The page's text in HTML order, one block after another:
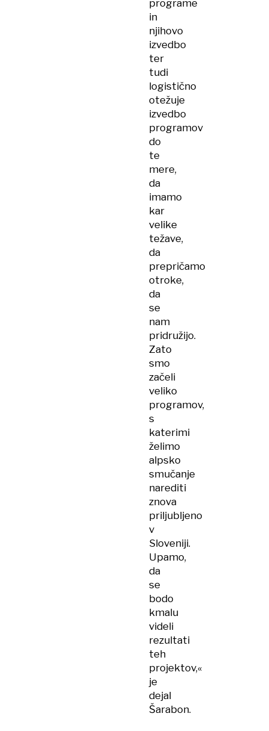
programe
in
njihovo
izvedbo
ter
tudi
logistično
otežuje
izvedbo
programov
do
te
mere,
da
imamo
kar
velike
težave,
da
prepričamo
otroke,
da
se
nam
pridružijo.
Zato
smo
začeli
veliko
programov,
s
katerimi
želimo
alpsko
smučanje
narediti
znova
priljubljeno
v
Sloveniji.
Upamo,
da
se
bodo
kmalu
videli
rezultati
teh
projektov,«
je
dejal
Šarabon.